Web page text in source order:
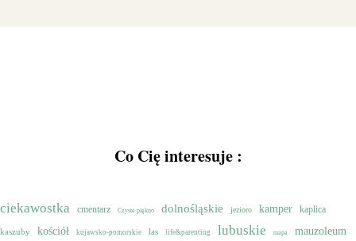
Co Cię interesuje :
ciekawostka cmentarz Czyste piękno dolnośląskie jezioro kamper kaplica
kaszuby kościół kujawsko-pomorskie las life&parenting lubuskie mapa mauzoleum